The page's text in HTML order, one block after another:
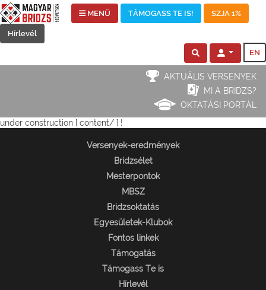
MENÜ TÁMOGASS TE IS! SZJA 1%
Hírlevél
EN
AKTUÁLIS VERSENYEK
MI A BRIDZS?
OKTATÁSI PORTÁL
under construction [ content/ ] !
Versenyek-eredmények
Bridzsélet
Mesterpontok
MBSZ
Bridzsoktatás
Egyesületek-Klubok
Fontos linkek
Támogatás
Támogass Te is
Hírlevél